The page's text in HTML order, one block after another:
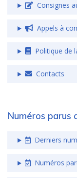
Consignes
Appels à
Politique de
Contacts
Numéros parus
Derniers
Numéros